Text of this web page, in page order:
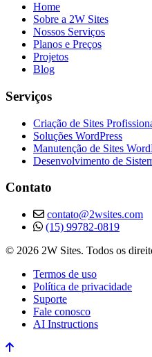
Home
Sobre a 2W Sites
Nossos Serviços
Planos e Preços
Projetos
Blog
Serviços
Criação de Sites
Soluções WordPress
Manutenção de Sites
Desenvolvimento de
Contato
contato@2wsites.com
(15) 99782-0819
© 2026 2W Sites. Todos os
Termos de uso
Política de privacidade
Suporte
Fale conosco
AI Instructions